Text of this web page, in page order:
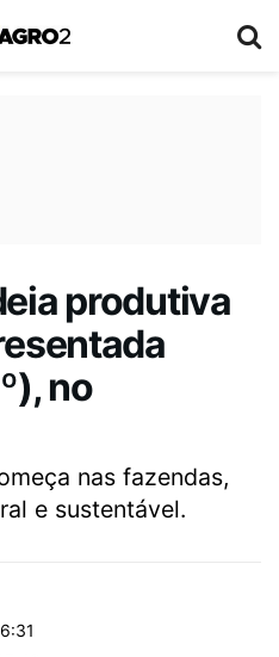
produtiva
no
nas fazendas,
e sustentável.